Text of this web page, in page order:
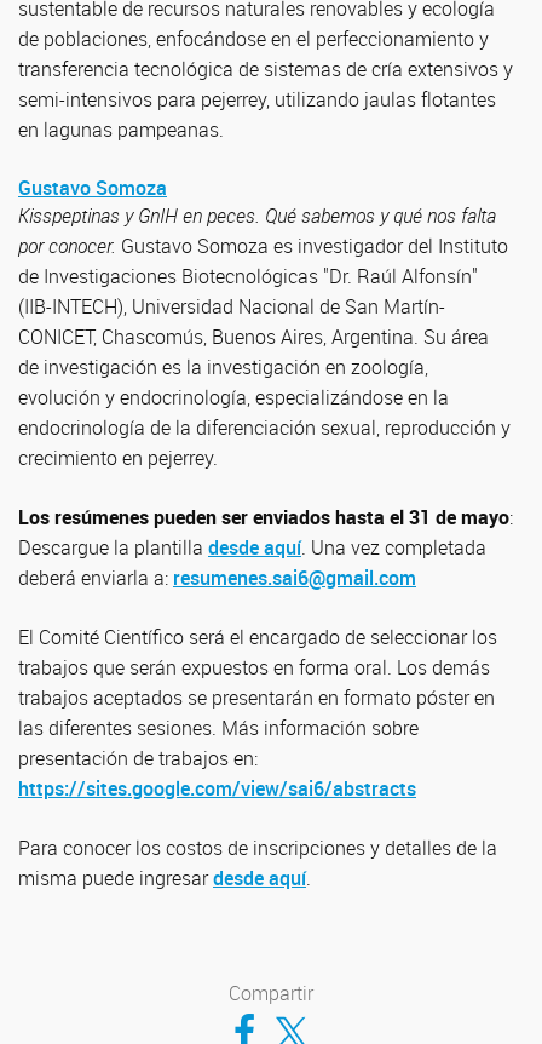
sustentable de recursos naturales renovables y ecología
de poblaciones, enfocándose en el perfeccionamiento y
transferencia tecnológica de sistemas de cría extensivos y
semi-intensivos para pejerrey, utilizando jaulas flotantes
en lagunas pampeanas.
Gustavo Somoza
Kisspeptinas y GnIH en peces. Qué sabemos y qué nos falta
por conocer. Gustavo Somoza es investigador del Instituto
de Investigaciones Biotecnológicas "Dr. Raúl Alfonsín"
(IIB-INTECH), Universidad Nacional de San Martín-
CONICET, Chascomús, Buenos Aires, Argentina. Su área
de investigación es la investigación en zoología,
evolución y endocrinología, especializándose en la
endocrinología de la diferenciación sexual, reproducción y
crecimiento en pejerrey.
Los resúmenes pueden ser enviados hasta el 31 de mayo:
Descargue la plantilla desde aquí. Una vez completada
deberá enviarla a: resumenes.sai6@gmail.com
El Comité Científico será el encargado de seleccionar los
trabajos que serán expuestos en forma oral. Los demás
trabajos aceptados se presentarán en formato póster en
las diferentes sesiones. Más información sobre
presentación de trabajos en:
https://sites.google.com/view/sai6/abstracts
Para conocer los costos de inscripciones y detalles de la
misma puede ingresardesde aquí.
Compartir
Compartir en Facebook
Compartir en Twitter